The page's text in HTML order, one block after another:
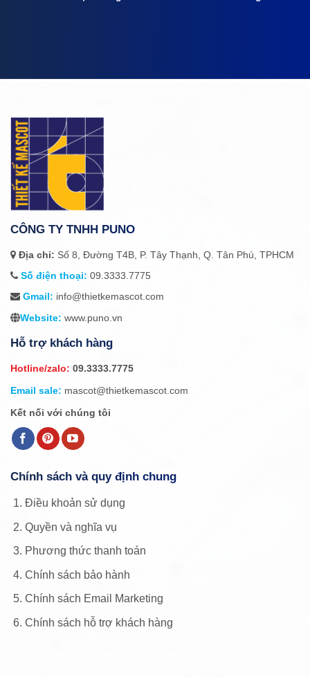
CÔNG TY TNHH PUNO
Địa chỉ: Số 8, Đường T4B, P. Tây Thạnh, Q. Tân Phú, TPHCM
Số điện thoại: 09.3333.7775
Gmail: info@thietkemascot.com
Website: www.puno.vn
Hỗ trợ khách hàng
Hotline/zalo: 09.3333.7775
Email sale: mascot@thietkemascot.com
Kết nối với chúng tôi
Chính sách và quy định chung
Điều khoản sử dụng
Quyền và nghĩa vụ
Phương thức thanh toán
Chính sách bảo hành
Chính sách Email Marketing
Chính sách hỗ trợ khách hàng